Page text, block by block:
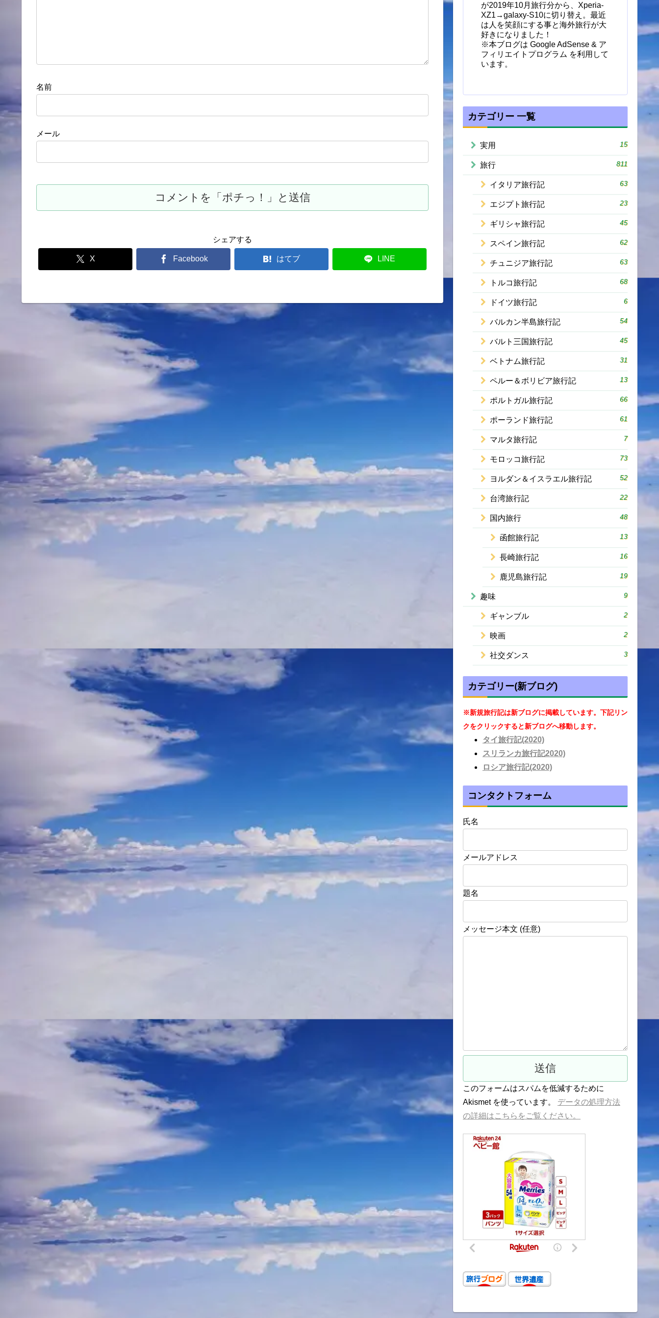
名前
メール
シェアする
X Facebook はてブ LINE
が2019年10月旅行分から、Xperia-
XZ1→galaxy-S10に切り替え。最近
は人を笑顔にする事と海外旅行が大
好きになりました！
※本ブログは Google AdSense & ア
フィリエイトプログラム を利用して
います。
カテゴリー 一覧
実用 15
旅行 811
イタリア旅行記 63
エジプト旅行記 23
ギリシャ旅行記 45
スペイン旅行記 62
チュニジア旅行記 63
トルコ旅行記 68
ドイツ旅行記 6
バルカン半島旅行記 54
バルト三国旅行記 45
ベトナム旅行記 31
ペルー＆ボリビア旅行記 13
ポルトガル旅行記 66
ポーランド旅行記 61
マルタ旅行記 7
モロッコ旅行記 73
ヨルダン＆イスラエル旅行記 52
台湾旅行記 22
国内旅行 48
函館旅行記 13
長崎旅行記 16
鹿児島旅行記 19
趣味 9
ギャンブル 2
映画 2
社交ダンス 3
カテゴリー(新ブログ)
※新規旅行記は新ブログに掲載しています。下記リン
クをクリックすると新ブログへ移動します。
タイ旅行記(2020)
スリランカ旅行記2020)
ロシア旅行記(2020)
コンタクトフォーム
氏名
メールアドレス
題名
メッセージ本文 (任意)
このフォームはスパムを低減するために
Akismet を使っています。 データの処理方法
の詳細はこちらをご覧ください。